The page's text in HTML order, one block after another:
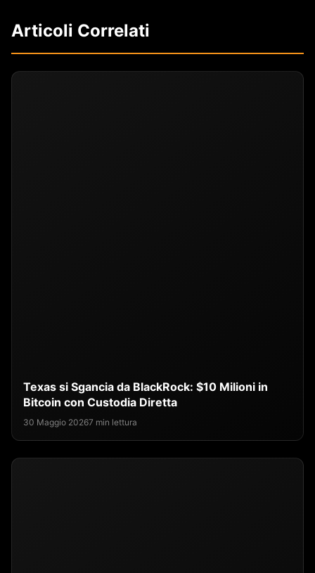
Articoli Correlati
Texas si Sgancia da BlackRock: $10 Milioni in
Bitcoin con Custodia Diretta
30 Maggio 20267 min lettura